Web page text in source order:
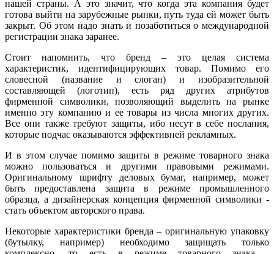
нашей страны. А это значит, что когда эта компания будет
готова выйти на зарубежные рынки, путь туда ей может быть
закрыт. Об этом надо знать и позаботиться о международной
регистрации знака заранее.
Стоит напомнить, что бренд – это целая система
характеристик, идентифицирующих товар. Помимо его
словесной (название и слоган) и изобразительной
составляющей (логотип), есть ряд других атрибутов
фирменной символики, позволяющий выделить на рынке
именно эту компанию и ее товары из числа многих других.
Все они также требуют защиты, ибо несут в себе послания,
которые подчас оказываются эффективней рекламных.
И в этом случае помимо защиты в режиме товарного знака
можно пользоваться и другими правовыми режимами.
Оригинальному шрифту деловых бумаг, например, может
быть предоставлена защита в режиме промышленного
образца, а дизайнерская концепция фирменной символики -
стать объектом авторского права.
Некоторые характеристики бренда – оригинальную упаковку
(бутылку, например) необходимо защищать только